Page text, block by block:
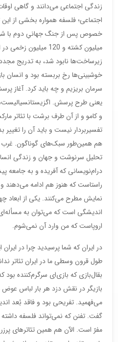
زندگی اجتماعی می‌دانند و گاهی
اجتماعی؛ فلسفه همواره بخشی از این
میلیون کشته و 120
زیرساخت‌ها نابود شد، به تدریج
خوشبینی‌ها رخ بربسته بود و انسان
سرمان بریزیم و چه باید کرد. آغاز
یعنی طرح پرسش.
و کامو و از آن طرف برشت با تئاتر
تفسیربردار نیست و باید آن را
هم همین‌طور سبک‌های گوناگون. غرب از
تحلیل سرنوشت و جهان و زندگی
درام‌نویسانی که آفریده و به
راستاست که هنوز هم ادامه می‌دهند
نمایش مطرح می‌کنند. یکی از ابعاد
اندیشگی است که می‌توان به
اروپاست که من وارد آن نمی‌شوم.
در ایران که شما پرسیدید چرا در
طول قرون وسطی ما در ایران تئاتر
بقال‌بازی که بازی‌ای سرگرم‌کننده
بازیگر در نقش دزد هر بار لباس
می‌فهمید. تفریحی بود و فاقد بُعد
گفت. تفنن که نمی‌تواند فلسفه
مفرّ است. الآن هم همین تئاتر‌های